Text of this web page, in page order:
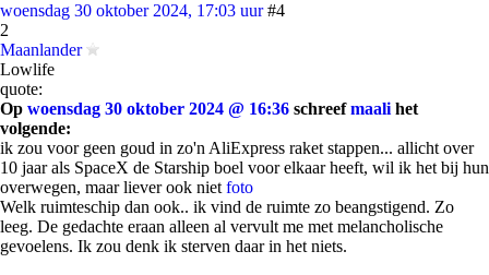
woensdag 30 oktober 2024, 17:03 uur #4
2
Maanlander
Lowlife
quote:
Op woensdag 30 oktober 2024 @ 16:36 schreefmaali het
volgende:
ik zou voor geen goud in zo'n AliExpress raket stappen... allicht over
10 jaar als SpaceX de Starship boel voor elkaar heeft, wil ik het bij hun
overwegen, maar liever ook niet foto
Welk ruimteschip dan ook.. ik vind de ruimte zo beangstigend. Zo
leeg. De gedachte eraan alleen al vervult me met melancholische
gevoelens. Ik zou denk ik sterven daar in het niets.